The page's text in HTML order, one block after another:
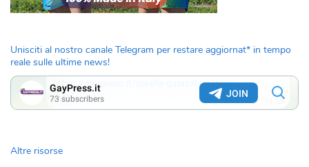
Unisciti al nostro canale Telegram per restare aggiornat* in tempo
reale sulle ultime news!
Altre risorse